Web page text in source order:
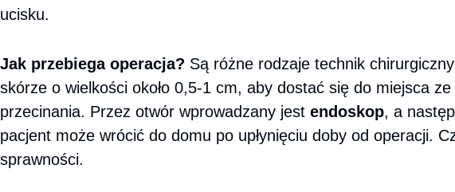
ucisku.
Jak przebiega operacja? Są różne rodzaje technik
skórze o wielkości około 0,5-1 cm, aby dostać się do miejsca
przecinania. Przez otwór wprowadzany jest endoskop, a
pacjent może wrócić do domu po upłynięciu doby od operacji.
sprawności.